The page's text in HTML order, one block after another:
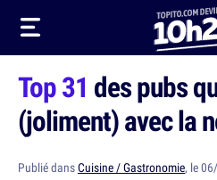
Top 31 des pubs
(joliment) avec la
Publié dansCuisine / Gastronomie, le